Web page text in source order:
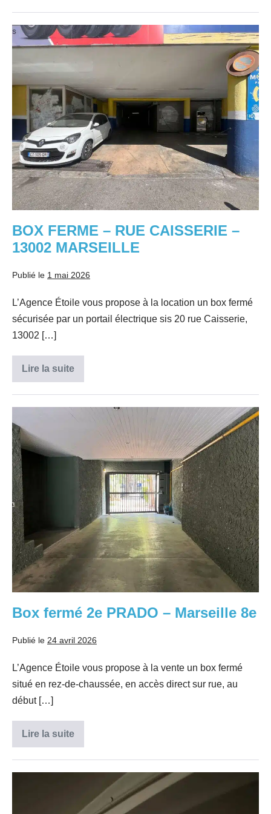
CORINTHE
BOX
FERME
RUE
CAISSERIE
–
13002
MARSEILLE
BOX FERME – RUE CAISSERIE –
13002 MARSEILLE
Publié le 1 mai 2026
L’Agence Étoile vous propose à la location un box fermé
sécurisée par un portail électrique sis 20 rue Caisserie,
13002 […]
Lire la suite
BOX
FERME
MARSEILLE
fermé
2e
PRADO
–
Marseille
8e
Box fermé 2e PRADO – Marseille 8e
Publié le 24 avril 2026
L’Agence Étoile vous propose à la vente un box fermé
situé en rez-de-chaussée, en accès direct sur rue, au
début […]
Lire la suite
Box
fermé